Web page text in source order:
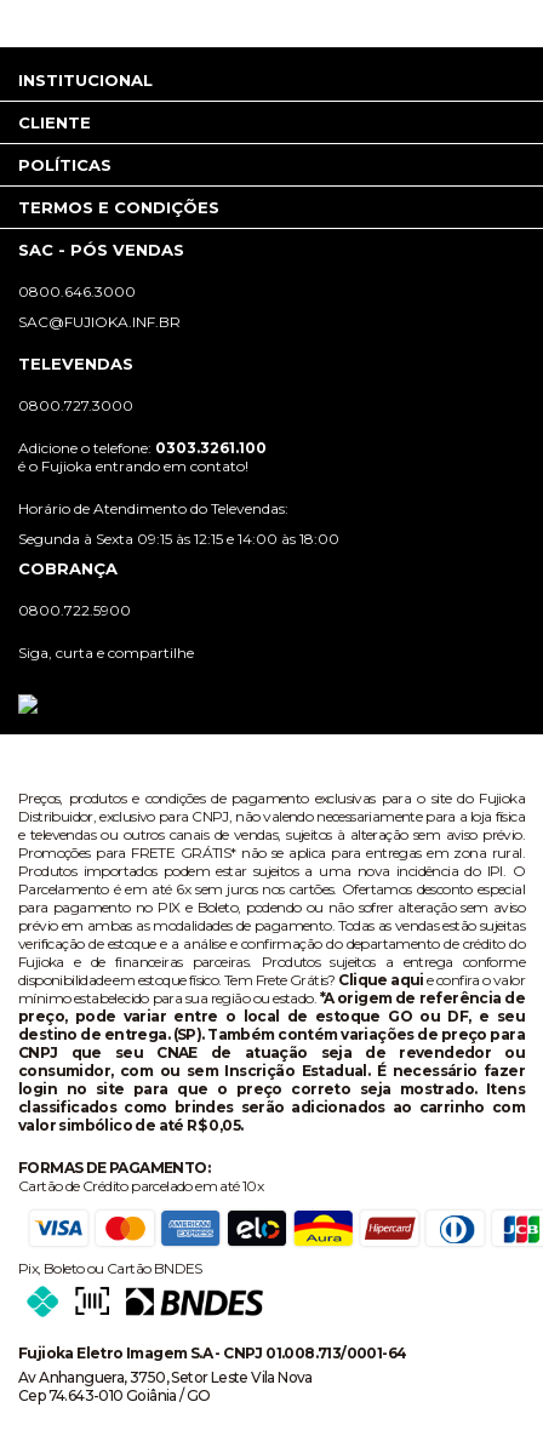
INSTITUCIONAL
CLIENTE
POLÍTICAS
TERMOS E CONDIÇÕES
SAC - PÓS VENDAS
0800.646.3000
SAC@FUJIOKA.INF.BR
TELEVENDAS
0800.727.3000
Adicione o telefone: 0303.3261.100
é o Fujioka entrando em contato!
Horário de Atendimento do Televendas:
Segunda à Sexta 09:15 às 12:15 e 14:00 às 18:00
COBRANÇA
0800.722.5900
Siga, curta e compartilhe
Preços, produtos e condições de pagamento exclusivas para o site do Fujioka
Distribuidor, exclusivo para CNPJ, não valendo necessariamente para a loja física
e televendas ou outros canais de vendas, sujeitos à alteração sem aviso prévio.
Promoções para FRETE GRÁTIS* não se aplica para entregas em zona rural.
Produtos importados podem estar sujeitos a uma nova incidência do IPI. O
Parcelamento é em até 6x sem juros nos cartões. Ofertamos desconto especial
para pagamento no PIX e Boleto, podendo ou não sofrer alteração sem aviso
prévio em ambas as modalidades de pagamento. Todas as vendas estão sujeitas
verificação de estoque e a análise e confirmação do departamento de crédito do
Fujioka e de financeiras parceiras. Produtos sujeitos a entrega conforme
disponibilidade em estoque físico. Tem Frete Grátis? Clique aqui e confira o valor
mínimo estabelecido para sua região ou estado. *A origem de referência de
preço, pode variar entre o local de estoque GO ou DF, e seu
destino de entrega. (SP). Também contém variações de preço para
CNPJ que seu CNAE de atuação seja de revendedor ou
consumidor, com ou sem Inscrição Estadual. É necessário fazer
login no site para que o preço correto seja mostrado. Itens
classificados como brindes serão adicionados ao carrinho com
valor simbólico de até R$ 0,05.
FORMAS DE PAGAMENTO:
Cartão de Crédito parcelado em até 10x
Pix, Boleto ou Cartão BNDES
Fujioka Eletro Imagem S.A - CNPJ 01.008.713/0001-64
Av Anhanguera, 3750, Setor Leste Vila Nova
Cep 74.643-010 Goiânia / GO